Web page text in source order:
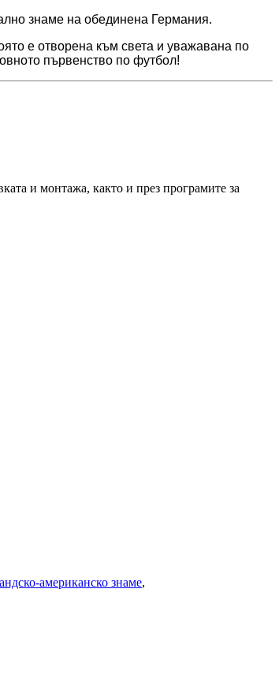
знаме на обединена Германия.
е отворена към света и уважавана по
първенство по футбол!
и монтажа, както и през програмите за
американско знаме,